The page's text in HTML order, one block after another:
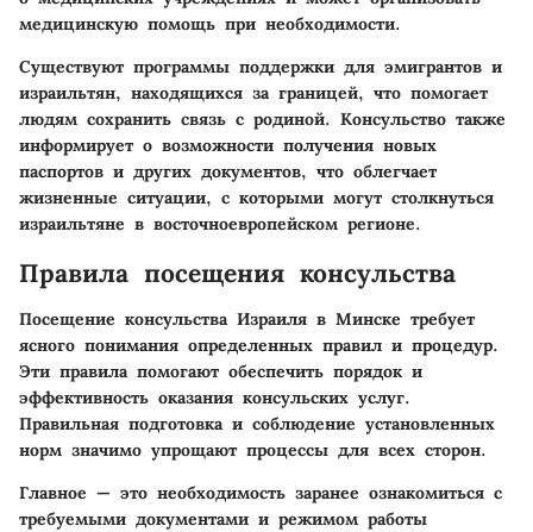
медицинскую помощь при необходимости.
Существуют программы поддержки для эмигрантов и
израильтян, находящихся за границей, что помогает
людям сохранить связь с родиной. Консульство также
информирует о возможности получения новых
паспортов и других документов, что облегчает
жизненные ситуации, с которыми могут столкнуться
израильтяне в восточноевропейском регионе.
Правила посещения консульства
Посещение консульства Израиля в Минске требует
ясного понимания определенных правил и процедур.
Эти правила помогают обеспечить порядок и
эффективность оказания консульских услуг.
Правильная подготовка и соблюдение установленных
норм значимо упрощают процессы для всех сторон.
Главное — это необходимость заранее ознакомиться с
требуемыми документами и режимом работы